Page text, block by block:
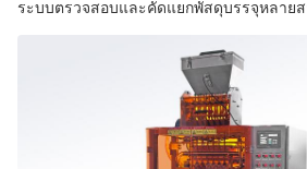
ระบบตรวจสอบและคัดแยกพัสดุบรรจุหลาย